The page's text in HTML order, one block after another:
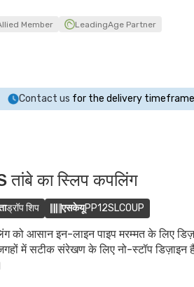
Member LeadingAge Partner
Contact us for the delivery
का स्लिप कपलिंग
ड्रॉप शिप एसकेयूPP12SLCOUP
को आसान इन-लाइन पाइप मरम्मत के लिए
में सटीक संरेखण के लिए नो-स्टॉप